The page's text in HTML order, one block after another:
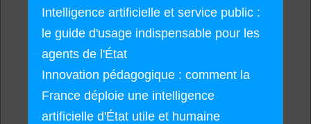
Intelligence artificielle et service public :
le guide d'usage indispensable pour les
agents de l'État
Innovation pédagogique : comment la
France déploie une intelligence
artificielle d'État utile et humaine